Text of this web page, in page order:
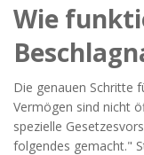
Wie
Die genauen Schritte
Vermögen sind nicht
spezielle
folgendes gemacht."